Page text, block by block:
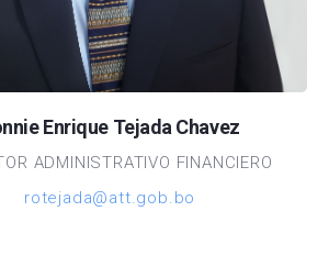
Enrique Tejada Chavez
ADMINISTRATIVO FINANCIERO
rotejada@att.gob.bo